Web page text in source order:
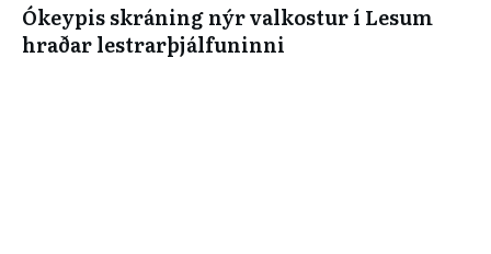
Ókeypis skráning nýr valkostur í Lesum
hraðar lestrarþjálfuninni